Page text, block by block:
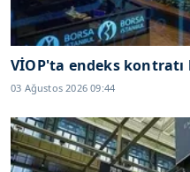
VİOP'ta endeks
03 Ağustos 2026 09:44